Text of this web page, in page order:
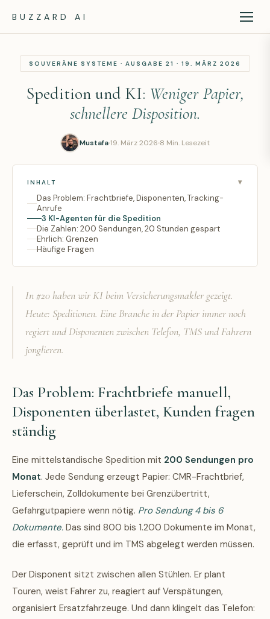
BUZZARD AI
SOUVERÄNE SYSTEME · AUSGABE 21 · 19. MÄRZ 2026
Spedition und KI: Weniger Papier,
schnellere Disposition.
Mustafa 19. März 2026 8 Min. Lesezeit
INHALT
Das Problem: Frachtbriefe, Disponenten, Tracking-
Anrufe
3 KI-Agenten für die Spedition
Die Zahlen: 200 Sendungen, 20 Stunden gespart
Ehrlich: Grenzen
Häufige Fragen
In #20 haben wir KI beim Versicherungsmakler gezeigt.
Heute: Speditionen. Eine Branche in der Papier immer noch
regiert und Disponenten zwischen Telefon, TMS und Fahrern
jonglieren.
Das Problem: Frachtbriefe manuell,
Disponenten überlastet, Kunden fragen
ständig
Eine mittelständische Spedition mit 200 Sendungen pro
Monat. Jede Sendung erzeugt Papier: CMR-Frachtbrief,
Lieferschein, Zolldokumente bei Grenzübertritt,
Gefahrgutpapiere wenn nötig. Pro Sendung 4 bis 6
Dokumente. Das sind 800 bis 1.200 Dokumente im Monat,
die erfasst, geprüft und im TMS abgelegt werden müssen.
Der Disponent sitzt zwischen allen Stühlen. Er plant
Touren, weist Fahrer zu, reagiert auf Verspätungen,
organisiert Ersatzfahrzeuge. Und dann klingelt das Telefon: